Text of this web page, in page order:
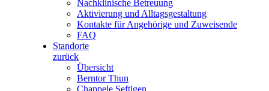
Nachklinische Betreuung
Aktivierung und Alltagsgestaltung
Kontakte für Angehörige und Zuweisende
FAQ
Standorte
zurück
Übersicht
Berntor Thun
Chappele Seftigen